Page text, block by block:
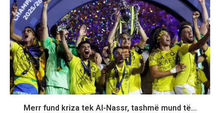
Merr fund kriza tek Al-Nassr, tashmë mund të...